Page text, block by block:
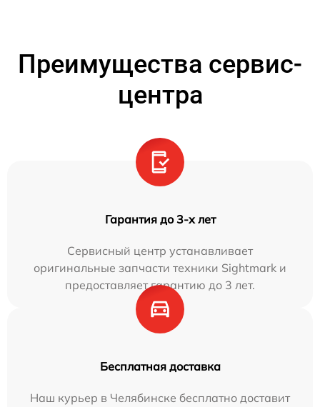
Преимущества сервис-
центра
Гарантия до 3-х лет
Сервисный центр устанавливает
оригинальные запчасти техники Sightmark и
предоставляет гарантию до 3 лет.
Бесплатная доставка
Наш курьер в Челябинске бесплатно доставит